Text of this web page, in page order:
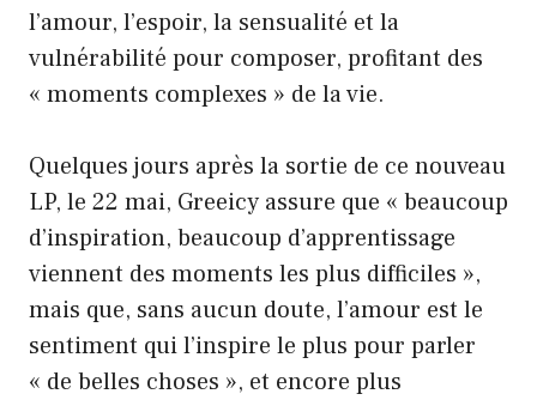
l’amour, l’espoir, la sensualité et la
vulnérabilité pour composer, profitant des
« moments complexes » de la vie.
Quelques jours après la sortie de ce nouveau
LP, le 22 mai, Greeicy assure que « beaucoup
d’inspiration, beaucoup d’apprentissage
viennent des moments les plus difficiles »,
mais que, sans aucun doute, l’amour est le
sentiment qui l’inspire le plus pour parler
« de belles choses », et encore plus